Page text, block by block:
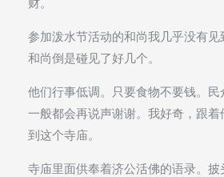
参加泼水节活动的和尚我几乎没有
和尚倒是碰见了好几个。
他们行事低调。只要食物不要钱。民
一般都会再说声谢谢。我好奇，跟
到这个寺庙。
寺庙里面供奉着济公活佛的语录。披